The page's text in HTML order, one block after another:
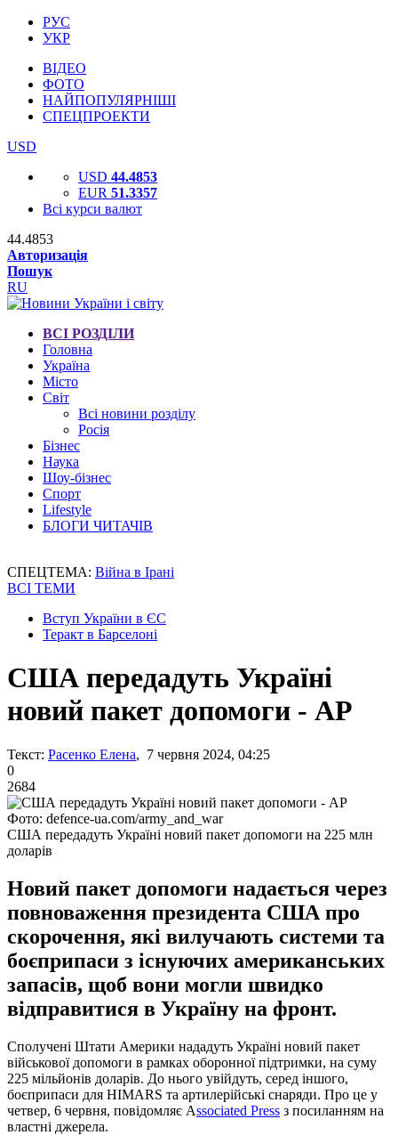
РУС
УКР
ВІДЕО
ФОТО
НАЙПОПУЛЯРНІШІ
СПЕЦПРОЕКТИ
USD
USD 44.4853
EUR 51.3357
Всі курси валют
44.4853
Авторизація
Пошук
RU
ВСІ РОЗДІЛИ
Головна
Україна
Місто
Світ
Всі новини розділу
Росія
Бізнес
Наука
Шоу-бізнес
Спорт
Lifestyle
БЛОГИ ЧИТАЧІВ
СПЕЦТЕМА: Війна в Ірані
ВСІ ТЕМИ
Вступ України в ЄС
Теракт в Барселоні
США передадуть Україні
новий пакет допомоги - АР
Текст: Расенко Елена, 7 червня 2024, 04:25
0
2684
Фото: defence-ua.com/army_and_war
США передадуть Україні новий пакет допомоги на 225 млн
доларів
Новий пакет допомоги надається через
повноваження президента США про
скорочення, які вилучають системи та
боєприпаси з існуючих американських
запасів, щоб вони могли швидко
відправитися в Україну на фронт.
Сполучені Штати Америки нададуть Україні новий пакет
військової допомоги в рамках оборонної підтримки, на суму
225 мільйонів доларів. До нього увійдуть, серед іншого,
боєприпаси для HIMARS та артилерійські снаряди. Про це у
четвер, 6 червня, повідомляє Аssociated Press з посиланням на
властні джерела.